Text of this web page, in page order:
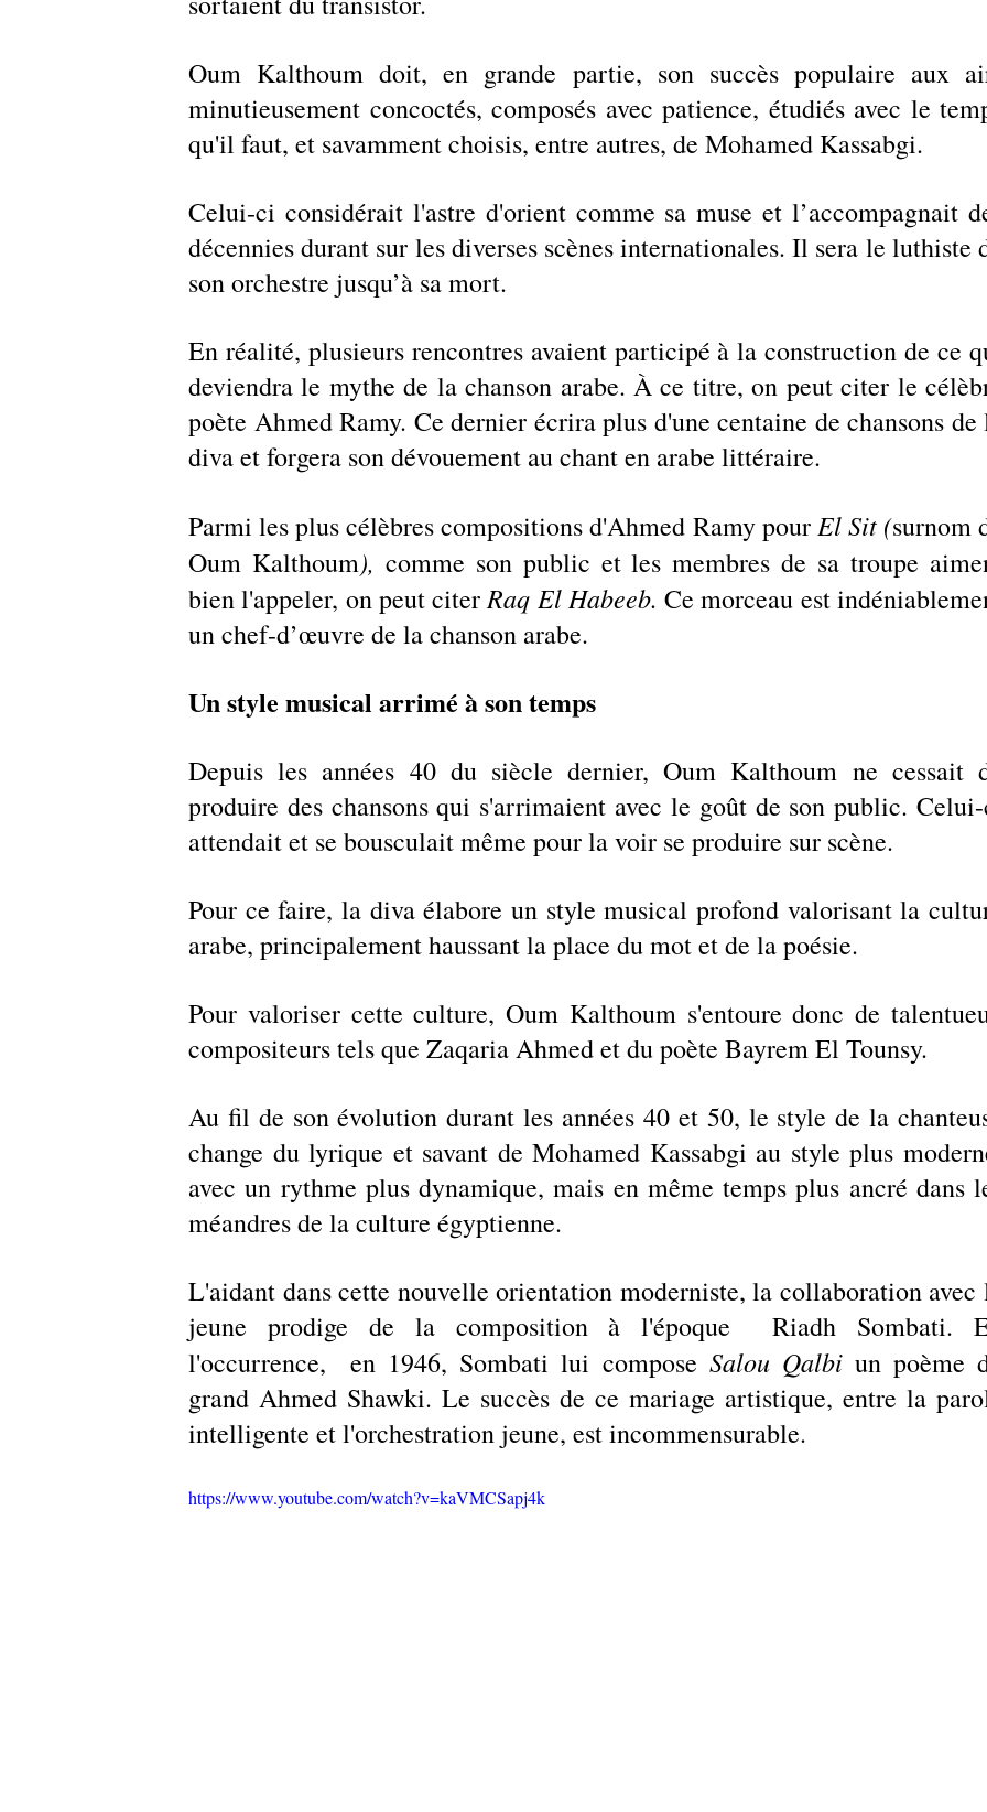
Oum Kalthoum doit, en grande partie, son succès populaire aux
minutieusement concoctés, composés avec patience, étudiés avec le
qu'il faut, et savamment choisis, entre autres, de Mohamed Kassabgi.
Celui-ci considérait l'astre d'orient comme sa muse et l’accompagnait
décennies durant sur les diverses scènes internationales. Il sera le luthiste
son orchestre jusqu’à sa mort.
En réalité, plusieurs rencontres avaient participé à la construction de ce
deviendra le mythe de la chanson arabe. À ce titre, on peut citer le
poète Ahmed Ramy. Ce dernier écrira plus d'une centaine de chansons de
diva et forgera son dévouement au chant en arabe littéraire.
Parmi les plus célèbres compositions d'Ahmed Ramy pour El Sit (surnom
Oum Kalthoum), comme son public et les membres de sa troupe
bien l'appeler, on peut citer Raq El Habeeb. Ce morceau est
un chef-d’œuvre de la chanson arabe.
Un style musical arrimé à son temps
Depuis les années 40 du siècle dernier, Oum Kalthoum ne cessait
produire des chansons qui s'arrimaient avec le goût de son public.
attendait et se bousculait même pour la voir se produire sur scène.
Pour ce faire, la diva élabore un style musical profond valorisant la
arabe, principalement haussant la place du mot et de la poésie.
Pour valoriser cette culture, Oum Kalthoum s'entoure donc de
compositeurs tels que Zaqaria Ahmed et du poète Bayrem El Tounsy.
Au fil de son évolution durant les années 40 et 50, le style de la
change du lyrique et savant de Mohamed Kassabgi au style plus
avec un rythme plus dynamique, mais en même temps plus ancré dans
méandres de la culture égyptienne.
L'aidant dans cette nouvelle orientation moderniste, la collaboration avec
jeune prodige de la composition à l'époque  Riadh Sombati.
l'occurrence,  en 1946, Sombati lui compose Salou Qalbi un poème
grand Ahmed Shawki. Le succès de ce mariage artistique, entre la
intelligente et l'orchestration jeune, est incommensurable.
https://www.youtube.com/watch?v=kaVMCSapj4k